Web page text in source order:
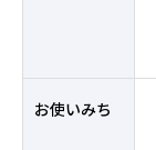
お使いみち